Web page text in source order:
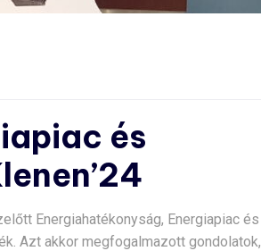
és
Energiahatékonyság, Energiapiac és
Azt akkor megfogalmazott gondolatok,